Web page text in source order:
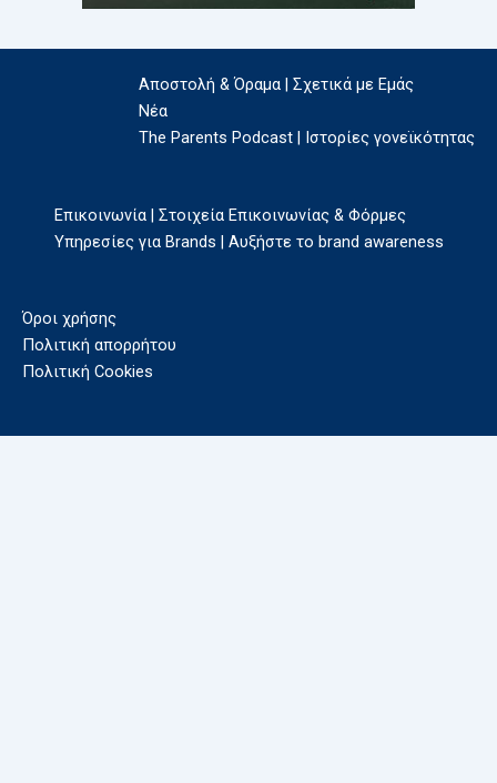
Αποστολή & Όραμα | Σχετικά με Εμάς
Νέα
The Parents Podcast | Ιστορίες γονεϊκότητας
Επικοινωνία | Στοιχεία Επικοινωνίας & Φόρμες
Υπηρεσίες για Brands | Αυξήστε το brand awareness
Όροι χρήσης
Πολιτική απορρήτου
Πολιτική Cookies